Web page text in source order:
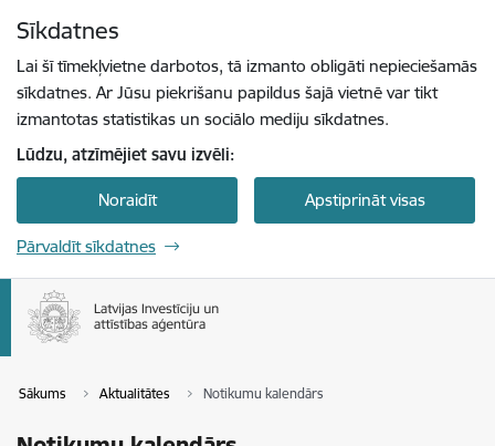
Sīkdatnes
Lai šī tīmekļvietne darbotos, tā izmanto obligāti nepieciešamās
sīkdatnes. Ar Jūsu piekrišanu papildus šajā vietnē var tikt
izmantotas statistikas un sociālo mediju sīkdatnes.
Lūdzu, atzīmējiet savu izvēli:
Noraidīt Apstiprināt visas
Pārvaldīt sīkdatnes
Sākums Aktualitātes Notikumu kalendārs